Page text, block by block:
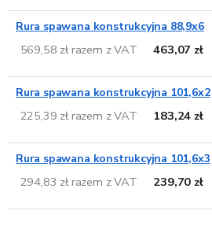
Rura spawana konstrukcyjna 88,9x6
569,58 zł razem z VAT 463,07 zł
Rura spawana konstrukcyjna 101,6x2
225,39 zł razem z VAT 183,24 zł
Rura spawana konstrukcyjna 101,6x3
294,83 zł razem z VAT 239,70 zł